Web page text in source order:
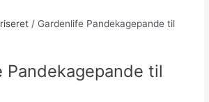
/ Gardenlife Pandekagepande til
Pandekagepande til